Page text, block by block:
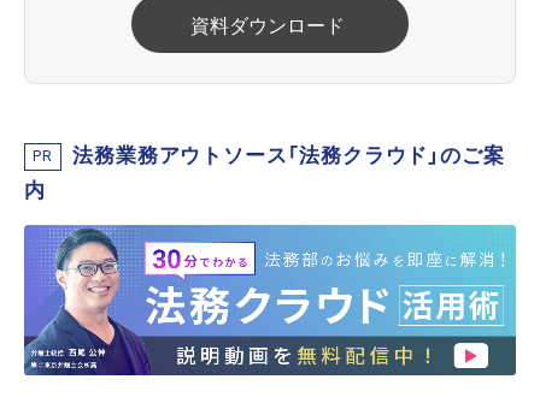
資料ダウンロード
PR
法務業務アウトソース「法務クラウド」のご案
内